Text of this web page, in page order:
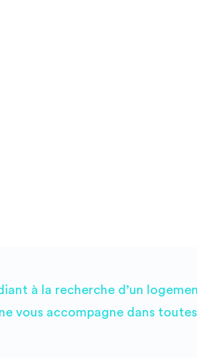
à la recherche d’un
vous accompagne dans